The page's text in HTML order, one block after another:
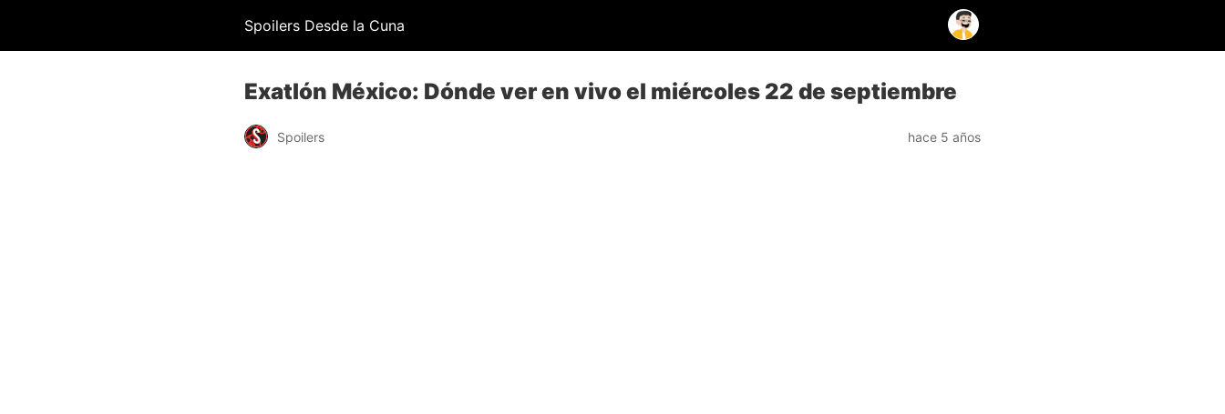
Spoilers Desde la Cuna
Exatlón México: Dónde ver en vivo el miércoles 22 de septiembre
Spoilers hace 5 años